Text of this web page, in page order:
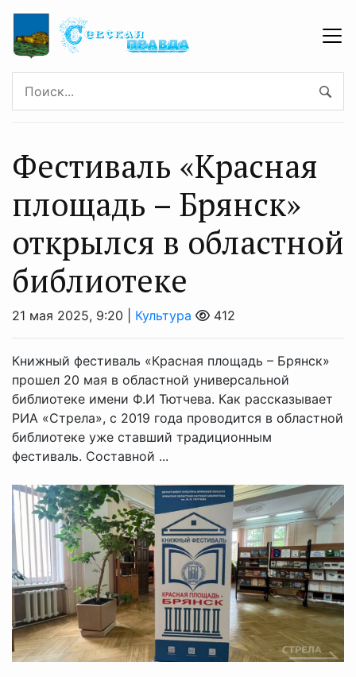
Фестиваль «Красная
площадь – Брянск»
открылся в областной
библиотеке
21 мая 2025, 9:20 | Культура 412
Книжный фестиваль «Красная площадь – Брянск»
прошел 20 мая в областной универсальной
библиотеке имени Ф.И Тютчева. Как рассказывает
РИА «Стрела», с 2019 года проводится в областной
библиотеке уже ставший традиционным
фестиваль. Составной ...